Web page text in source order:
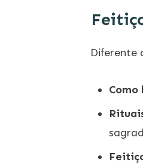
Diferente
Como